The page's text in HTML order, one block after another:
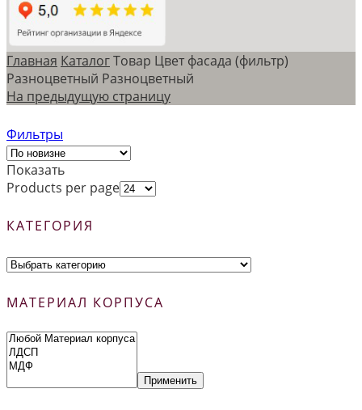
Главная КаталогТовар Цвет фасада (фильтр)
Разноцветный Разноцветный
На предыдущую страницу
Фильтры
Показать
Products per page
КАТЕГОРИЯ
МАТЕРИАЛ КОРПУСА
Применить